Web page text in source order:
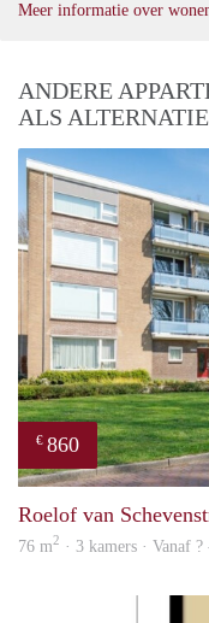
Meer informatie over
ANDERE
ALS
€ 860
Roelof van
76 m2 · 3 kamers · Vanaf